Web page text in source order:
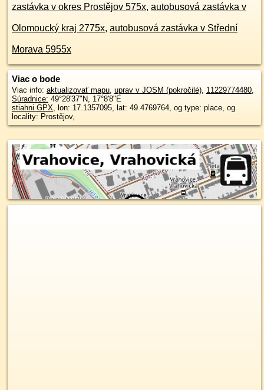
zastávka v okres Prostějov 575x, autobusová zastávka v
Olomoucký kraj 2775x, autobusová zastávka v Střední
Morava 5955x
Viac o bode
Viac info: aktualizovať mapu, uprav v JOSM (pokročilé), 11229774480,
Súradnice: 49°28'37"N, 17°8'8"E
stiahni GPX, lon: 17.1357095, lat: 49.4769764, og type: place, og
locality: Prostějov,